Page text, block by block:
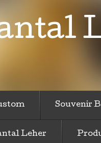
Souvenir
Leher